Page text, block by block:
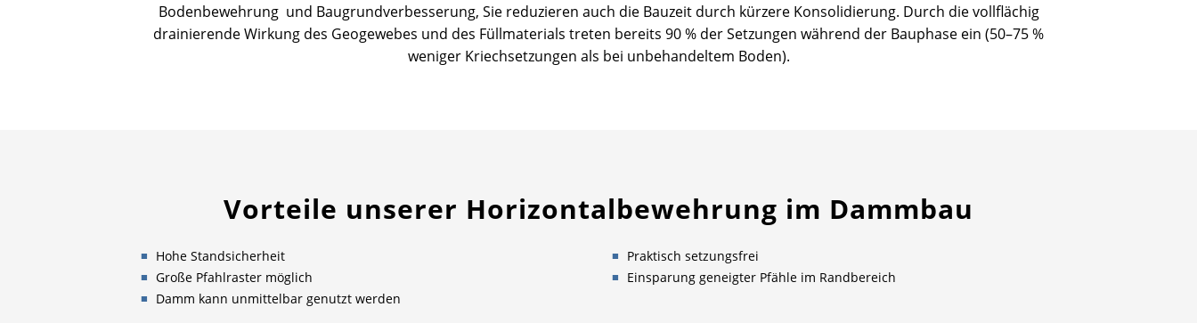
Bodenbewehrung und Baugrundverbesserung, Sie reduzieren auch die Bauzeit durch kürzere Konsolidierung. Durch die vollflächig
drainierende Wirkung des Geogewebes und des Füllmaterials treten bereits 90 % der Setzungen während der Bauphase ein (50–75 %
weniger Kriechsetzungen als bei unbehandeltem Boden).
Vorteile unserer Horizontalbewehrung im Dammbau
Hohe Standsicherheit
Praktisch setzungsfrei
Große Pfahlraster möglich
Einsparung geneigter Pfähle im Randbereich
Damm kann unmittelbar genutzt werden